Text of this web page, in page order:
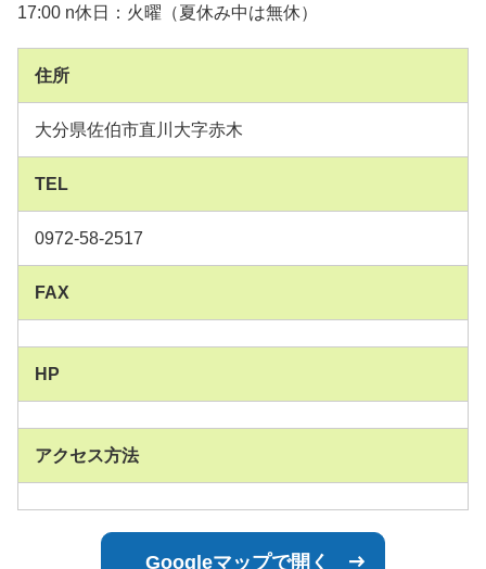
17:00 n休日：火曜（夏休み中は無休）
住所
大分県佐伯市直川大字赤木
TEL
0972-58-2517
FAX
HP
アクセス方法
Googleマップで開く